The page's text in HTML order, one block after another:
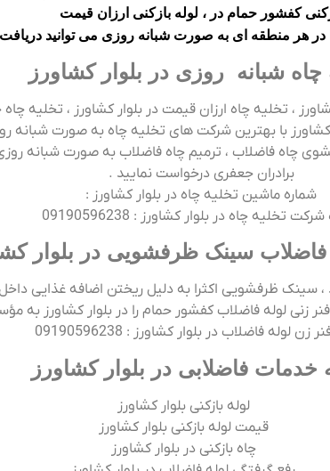
کفشور حمام در ، لوله بازکنی ارزان قیمت
در هر منطقه ای به صورت شبانه روزی می توانید دریافت
چاه شبانه روزی در بلوار کشاورز
، تخلیه چاه ارزان قیمت در بلوار کشاورز ، تخلیه
کشاورز با بهترین شرکت های تخلیه چاه به صورت شبانه
چاه فاضلاب ، ترمیم چاه فاضلاب به صورت شبانه
برادران جعفری درخواست نمایید .
شماره ماشین تخلیه چاه در بلوار کشاورز :
تخلیه چاه در بلوار کشاورز : 09190596238
فاضلاب سینک ظرفشویی در بلوار
ظرفشویی اکثرا به دلیل ریختن اضافه غذایی
زنی لوله فاضلاب کفشور حمام را در بلوار کشاورز به
زن لوله فاضلاب در بلوار کشاورز : 09190596238
خدمات فاضلابی در بلوار کشاورز
لوله بازکنی بلوار کشاورز
قیمت لوله بازکنی بلوار کشاورز
چاه بازکنی در بلوار کشاورز